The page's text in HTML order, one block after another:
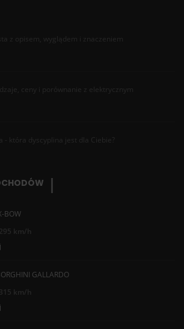
z opisem, wyglądem i znaczeniem
ceny i porównanie z elektrycznym
- która dyscyplina jest dla Ciebie?
BOW
295 km/h
GALLARDO
315 km/h